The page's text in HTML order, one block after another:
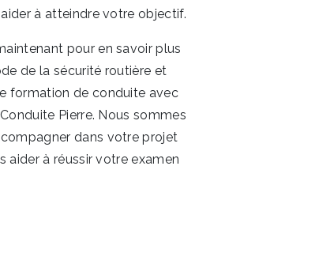
à atteindre votre objectif.
de la sécurité routière et
formation de conduite avec
Pierre. Nous sommes
dans votre projet
aider à réussir votre examen